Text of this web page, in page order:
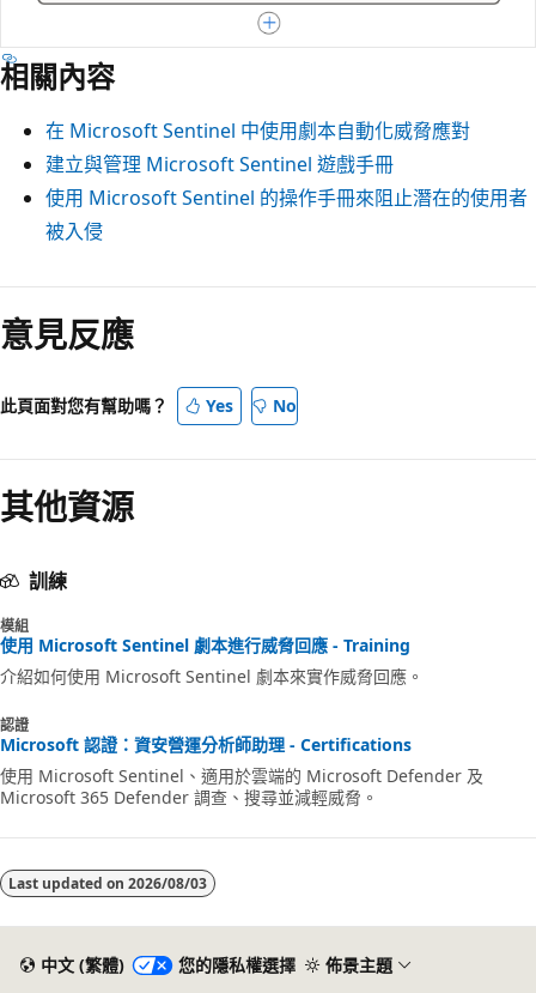
相關內容
在 Microsoft Sentinel 中使用劇本自動化威脅應對
建立與管理 Microsoft Sentinel 遊戲手冊
使用 Microsoft Sentinel 的操作手冊來阻止潛在的使用者
被入侵
意見反應
此頁面對您有幫助嗎？ Yes No
其他資源
訓練
模組
使用 Microsoft Sentinel 劇本進行威脅回應 - Training
介紹如何使用 Microsoft Sentinel 劇本來實作威脅回應。
認證
Microsoft 認證：資安營運分析師助理 - Certifications
使用 Microsoft Sentinel、適用於雲端的 Microsoft Defender 及
Microsoft 365 Defender 調查、搜尋並減輕威脅。
Last updated on 2026/08/03
中文 (繁體) 您的隱私權選擇 佈景主題